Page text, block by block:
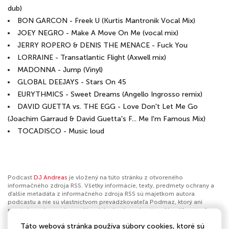
dub)
BON GARCON - Freek U (Kurtis Mantronik Vocal Mix)
JOEY NEGRO - Make A Move On Me (vocal mix)
JERRY ROPERO & DENIS THE MENACE - Fuck You
LORRAINE - Transatlantic Flight (Axwell mix)
MADONNA - Jump (Vinyl)
GLOBAL DEEJAYS - Stars On 45
EURYTHMICS - Sweet Dreams (Angello Ingrosso remix)
DAVID GUETTA vs. THE EGG - Love Don't Let Me Go
(Joachim Garraud & David Guetta's F... Me I'm Famous Mix)
TOCADISCO - Music loud
Podcast DJ Andreas je vložený na túto stránku z otvoreného
informačného zdroja RSS. Všetky informácie, texty, predmety ochrany a
ďalšie metadáta z informačného zdroja RSS sú majetkom autora
podcastu a nie sú vlastníctvom prevádzkovateľa Podmaz, ktorý ani
nevytvára ani nezodpovedá za ich obsah podcastov. Ak máš za to, že
nahlásiť obsah. Ak je toto tvoj podcast a chceš získať kontrolu nad týmto
Táto webová stránka používa súbory cookies, ktoré sú